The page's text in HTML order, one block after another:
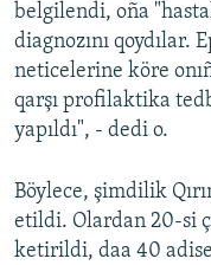
belgilendi, oña
diagnozını qoydılar.
neticelerine köre
qarşı profilaktika
yapıldı", - dedi o.
Böylece, şimdilik
etildi. Olardan 20-si
ketirildi, daa 40